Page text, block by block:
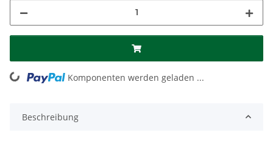
Loading... Komponenten werden geladen ...
Beschreibung